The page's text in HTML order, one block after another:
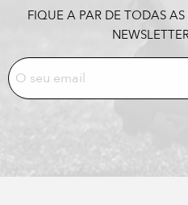
FIQUE A PAR DE TODAS